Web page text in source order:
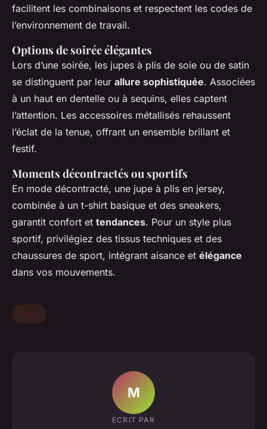
facilitent les combinaisons et respectent les codes de
l’environnement de travail.
Options de soirée élégantes
Lors d’une soirée, les jupes à plis de soie ou de satin
se distinguent par leur allure sophistiquée. Associées
à un haut en dentelle ou à sequins, elles captent
l’attention. Les accessoires métallisés rehaussent
l’éclat de la tenue, offrant un ensemble brillant et
festif.
Moments décontractés ou sportifs
En mode décontracté, une jupe à plis en jersey,
combinée à un t-shirt basique et des sneakers,
garantit confort et tendances. Pour un style plus
sportif, privilégiez des tissus techniques et des
chaussures de sport, intégrant aisance et élégance
dans vos mouvements.
Actu
M
ECRIT PAR